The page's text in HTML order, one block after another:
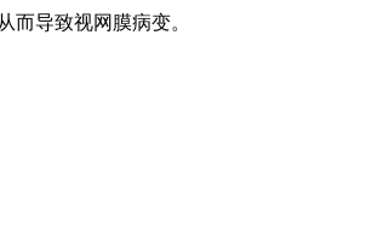
导致视网膜病变。